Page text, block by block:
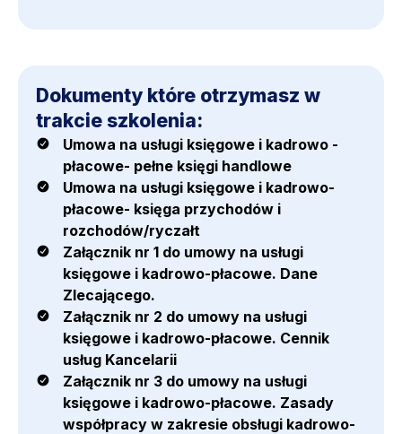
Dokumenty które otrzymasz w
trakcie szkolenia:
Umowa na usługi księgowe i kadrowo -
płacowe- pełne księgi handlowe
Umowa na usługi księgowe i kadrowo-
płacowe- księga przychodów i
rozchodów/ryczałt
Załącznik nr 1 do umowy na usługi
księgowe i kadrowo-płacowe. Dane
Zlecającego.
Załącznik nr 2 do umowy na usługi
księgowe i kadrowo-płacowe. Cennik
usług Kancelarii
Załącznik nr 3 do umowy na usługi
księgowe i kadrowo-płacowe. Zasady
współpracy w zakresie obsługi kadrowo-